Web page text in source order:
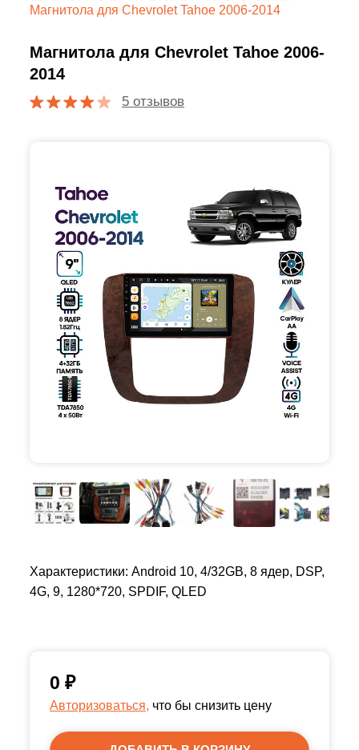
Магнитола для Chevrolet Tahoe 2006-2014
Магнитола для Chevrolet Tahoe 2006-
2014
5 отзывов
Характеристики: Android 10, 4/32GB, 8 ядер, DSP,
4G, 9, 1280*720, SPDIF, QLED
0 ₽
Авторизоваться, что бы снизить цену